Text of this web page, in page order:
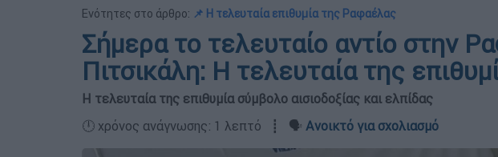
Ενότητες στο άρθρο: 📌 Η τελευταία επιθυμία της Ραφαέλας
Σήμερα το τελευταίο αντίο στην
Πιτσικάλη: Η τελευταία της
Η τελευταία της επιθυμία σύμβολο αισιοδοξίας και ελπίδας
🕛 χρόνος ανάγνωσης: 1 λεπτό ┋ 🗣️ Ανοικτό για σχολιασμό